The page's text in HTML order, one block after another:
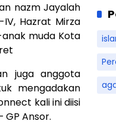
nazm Jayalah
Hazrat Mirza
muda Kota
juga anggota
mengadakan
kali ini diisi
Ansor.